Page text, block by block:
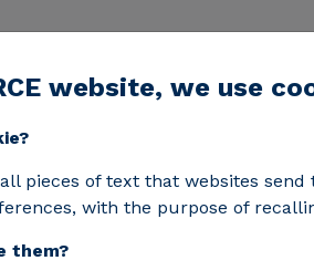
lines
Toggle submenu
Services
una alianza con
website, we use
pieces of text that websites
with the purpose of
them?